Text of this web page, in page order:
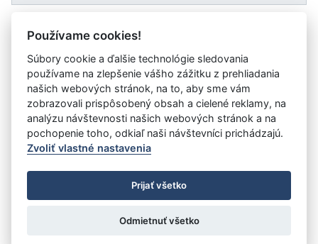
Vystavil:LESY Slovenskej republiky, štátny podnik,
Odštepný závod Považská Bystrica
Úrad vlády SR
- Všetky práva vyhradené
Prehlásenie o prístupnosti
Zmluvy do 31.12.2010
Nastavenia cookies
: Aglo Solutions
Používame cookies!
Súbory cookie a ďalšie technológie sledovania
používame na zlepšenie vášho zážitku z prehliadania
našich webových stránok, na to, aby sme vám
zobrazovali prispôsobený obsah a cielené reklamy, na
analýzu návštevnosti našich webových stránok a na
pochopenie toho, odkiaľ naši návštevníci prichádzajú.
Zvoliť vlastné nastavenia
Prijať všetko
Odmietnuť všetko